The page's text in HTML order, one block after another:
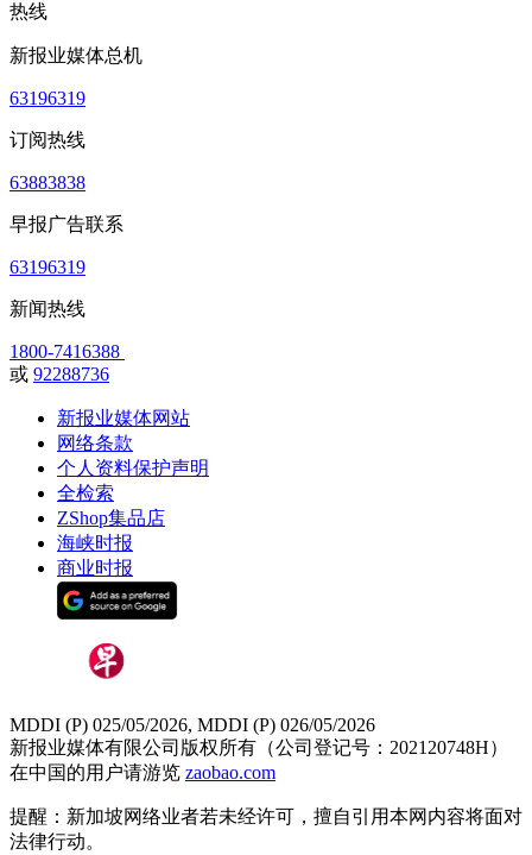
热线
新报业媒体总机
63196319
订阅热线
63883838
早报广告联系
63196319
新闻热线
1800-7416388
或 92288736
新报业媒体网站
网络条款
个人资料保护声明
全检索
ZShop集品店
海峡时报
商业时报
MDDI (P) 025/05/2026, MDDI (P) 026/05/2026
新报业媒体有限公司版权所有（公司登记号：202120748H）
在中国的用户请游览 zaobao.com
提醒：新加坡网络业者若未经许可，擅自引用本网内容将面对
法律行动。